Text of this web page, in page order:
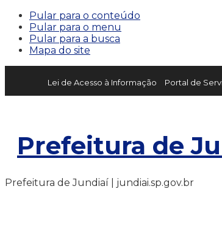
Pular para o conteúdo
Pular para o menu
Pular para a busca
Mapa do site
Lei de Acesso à Informação Portal de
Prefeitura de
Prefeitura de Jundiaí | jundiai.sp.gov.br